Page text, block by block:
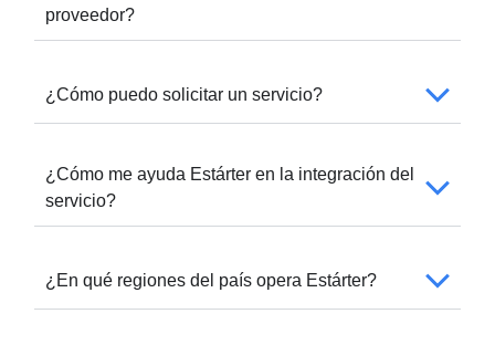
proveedor?
¿Cómo puedo solicitar un servicio?
¿Cómo me ayuda Estárter en la integración del
servicio?
¿En qué regiones del país opera Estárter?